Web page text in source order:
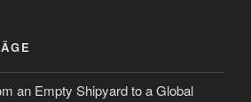
an Empty Shipyard to a Global